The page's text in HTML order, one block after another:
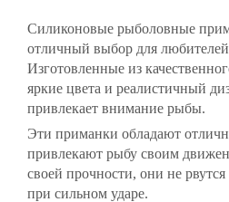
Силиконовые рыболовные
отличный выбор для
Изготовленные из
яркие цвета и реалистичный
привлекает внимание рыбы.
Эти приманки обладают
привлекают рыбу своим
своей прочности, они не
при сильном ударе.